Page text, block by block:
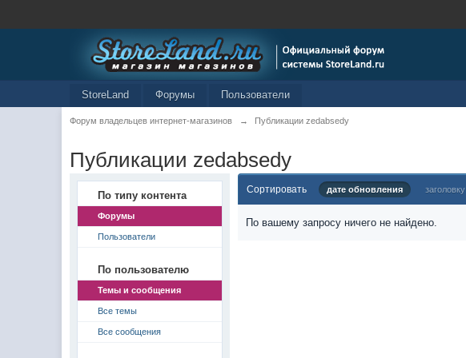
StoreLand Форумы Пользователи
Форум владельцев интернет-магазинов → Публикации zedabsedy
Публикации zedabsedy
По типу контента
Форумы
Пользователи
По пользователю
Темы и сообщения
Все темы
Все сообщения
Сортировать дате обновления заголовку
По вашему запросу ничего не найдено.